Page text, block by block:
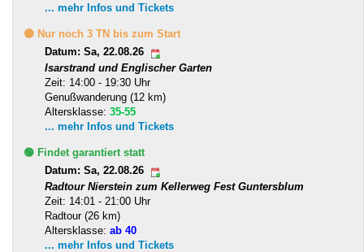
... mehr Infos und Tickets
🟡 Nur noch 3 TN bis zum Start
Datum: Sa, 22.08.26
Isarstrand und Englischer Garten
Zeit: 14:00 - 19:30 Uhr
Genußwanderung (12 km)
Altersklasse: 35-55
... mehr Infos und Tickets
🟢 Findet garantiert statt
Datum: Sa, 22.08.26
Radtour Nierstein zum Kellerweg Fest Guntersblum
Zeit: 14:01 - 21:00 Uhr
Radtour (26 km)
Altersklasse: ab 40
... mehr Infos und Tickets